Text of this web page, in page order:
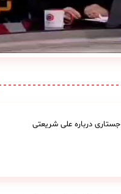
جستاری درباره علی شریعتی